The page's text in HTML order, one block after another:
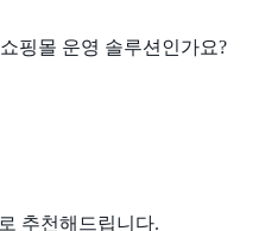
핑몰 운영 솔루션인가요?
추천해드립니다.